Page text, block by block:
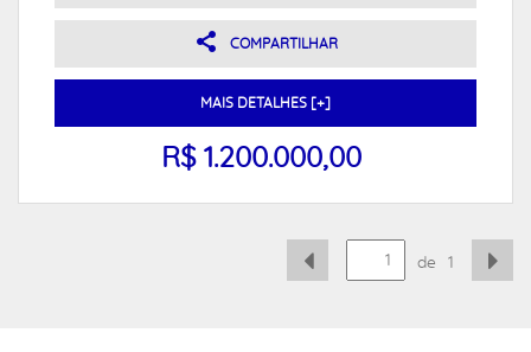
COMPARTILHAR
MAIS DETALHES [+]
R$ 1.200.000,00
de 1